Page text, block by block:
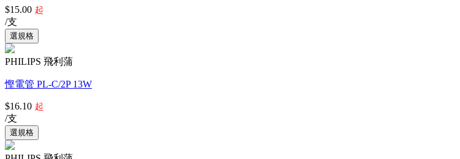
$15.00 起
/支
PHILIPS 飛利蒲
慳電管 PL-C/2P 13W
$16.10 起
/支